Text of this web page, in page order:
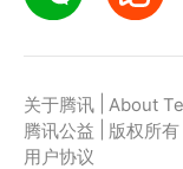
关于腾讯 About
腾讯公益
版权所有
用户协议